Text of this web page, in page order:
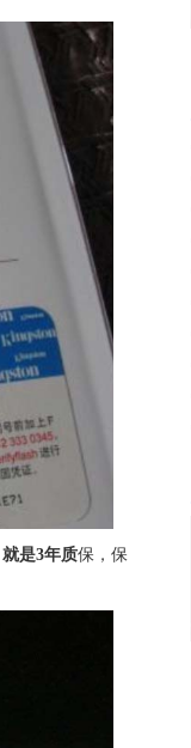
就是3年质保，保